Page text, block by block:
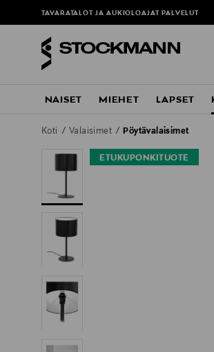
TAVARATALOT JA AUKIOLOAJAT PALVELUT
NAISET MIEHET LAPSET
Koti Valaisimet Pöytävalaisimet
ETUKUPONKITUOTE